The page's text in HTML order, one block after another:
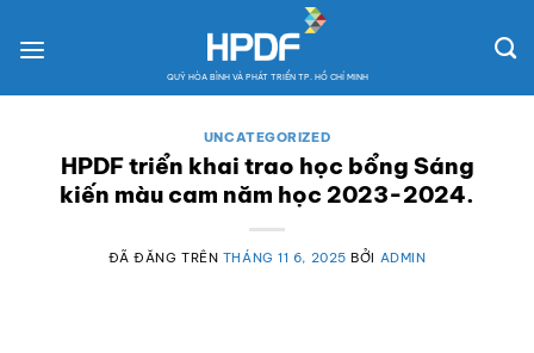
đến
dung
QUỸ HÒA BÌNH VÀ PHÁT TRIỂN TP. HỒ CHÍ MINH
UNCATEGORIZED
HPDF triển khai trao học bổng Sáng
kiến màu cam năm học 2023-2024.
ĐÃ ĐĂNG TRÊN THÁNG 11 6, 2025 BỞI ADMIN